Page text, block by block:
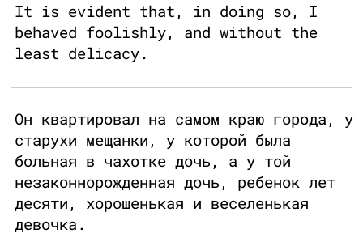
It is evident that, in doing so, I
behaved foolishly, and without the
least delicacy.
Он квартировал на самом краю города, у
старухи мещанки, у которой была
больная в чахотке дочь, а у той
незаконнорожденная дочь, ребенок лет
десяти, хорошенькая и веселенькая
девочка.